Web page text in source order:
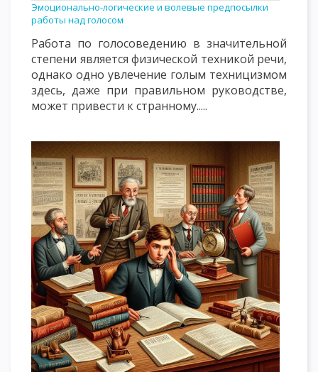
Эмоционально-логические и волевые предпосылки
работы над голосом
Работа по голосоведению в значительной
степени является физической техникой речи,
однако одно увлечение голым техницизмом
здесь, даже при правильном руководстве,
может привести к странному.....